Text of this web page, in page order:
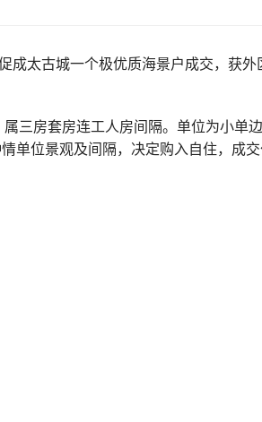
成太古城一个极优质海景户成交，获外
三房套房连工人房间隔。单位为小单
单位景观及间隔，决定购入自住，成